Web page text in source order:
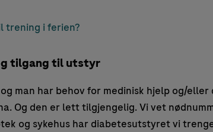
trening i ferien?
tilgang til utstyr
man har behov for medinisk hjelp og/
Og den er lett tilgjengelig. Vi vet
og sykehus har diabetesutstyret vi